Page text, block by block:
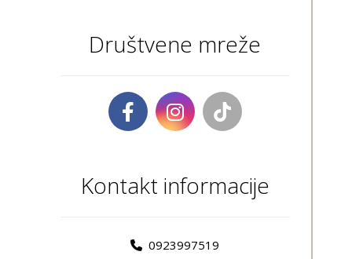
Društvene mreže
Kontakt informacije
0923997519